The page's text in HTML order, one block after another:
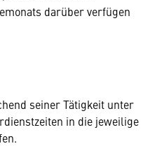
darüber verfügen
seiner Tätigkeit unter
in die jeweilige